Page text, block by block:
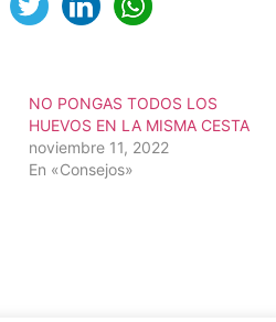
NO PONGAS TODOS LOS
HUEVOS EN LA MISMA CESTA
noviembre 11, 2022
En «Consejos»